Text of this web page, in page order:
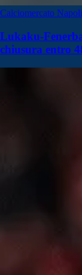
Calciomercato Napoli
Lukaku-
chiusura entro